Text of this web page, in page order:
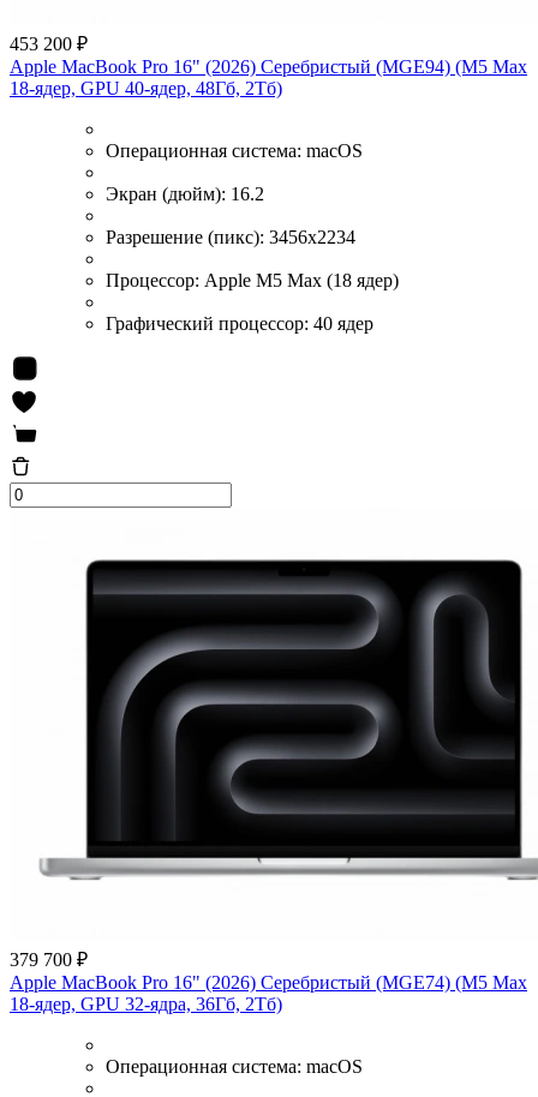
453 200 ₽
Apple MacBook Pro 16" (2026) Серебристый (MGE94) (M5 Max
18-ядер, GPU 40-ядер, 48Гб, 2Тб)
Операционная система: macOS
Экран (дюйм): 16.2
Разрешение (пикс): 3456х2234
Процессор: Apple M5 Max (18 ядер)
Графический процессор: 40 ядер
379 700 ₽
Apple MacBook Pro 16" (2026) Серебристый (MGE74) (M5 Max
18-ядер, GPU 32-ядра, 36Гб, 2Тб)
Операционная система: macOS